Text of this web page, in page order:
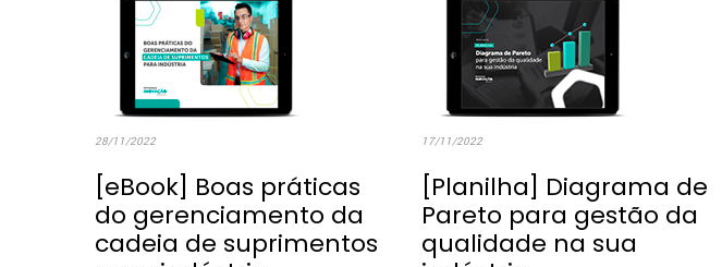
28/11/2022
[eBook] Boas práticas
do gerenciamento da
cadeia de suprimentos
17/11/2022
[Planilha] Diagrama de
Pareto para gestão da
qualidade na sua